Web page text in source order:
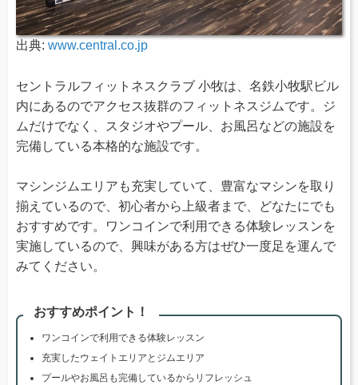
出典: www.central.co.jp
セントラルフィットネスクラブ 小牧は、名鉄小牧駅ビル
内にあるのでアクセス抜群のフィットネスジムです。ジ
ムだけでなく、スタジオやプール、お風呂などの施設を
完備している本格的な施設です。
マシンジムエリアも充実していて、豊富なマシンを取り
揃えているので、初心者から上級者まで、どなたにでも
おすすめです。ワンコインで利用できる体験レッスンを
実施しているので、興味がある方はぜひ一度足を運んで
みてください。
おすすめポイント！
ワンコインで利用できる体験レッスン
充実したウェイトエリアとジムエリア
プールやお風呂も完備しているからリフレッシュ